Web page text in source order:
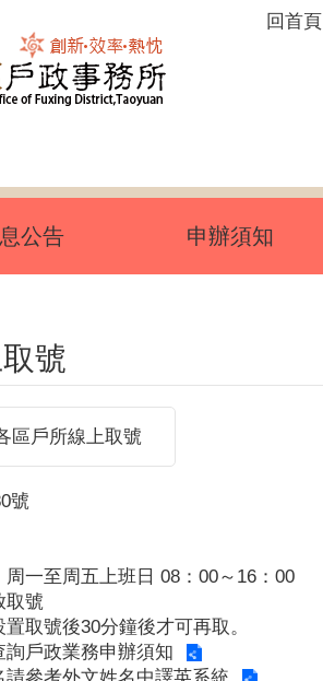
回首頁
公告 申辦須知
號
區戶所線上取號
號
一至周五上班日 08：00～16：00
取號
取號後30分鐘後才可再取。
詢 戶政業務申辦須知